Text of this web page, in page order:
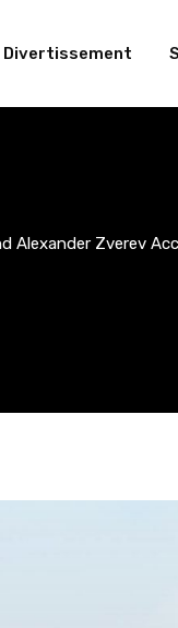
Divertissement
Alexander Zverev